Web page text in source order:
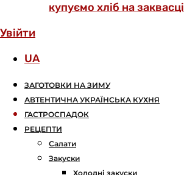
купуємо хліб на заквасці
Увійти
UA
ЗАГОТОВКИ НА ЗИМУ
АВТЕНТИЧНА УКРАЇНСЬКА КУХНЯ
ГАСТРОСПАДОК
РЕЦЕПТИ
Салати
Закуски
Холодні закуски